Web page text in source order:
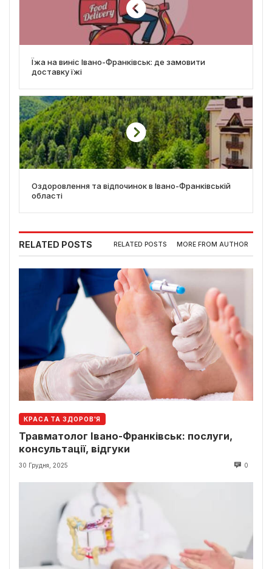
Їжа на виніс Івано-Франківськ: де замовити
доставку їжі
Оздоровлення та відпочинок в Івано-Франківській
області
RELATED POSTS RELATED POSTS MORE FROM AUTHOR
КРАСА ТА ЗДОРОВ'Я
Травматолог Івано-Франківськ: послуги,
консультації, відгуки
30 Грудня, 2025 0